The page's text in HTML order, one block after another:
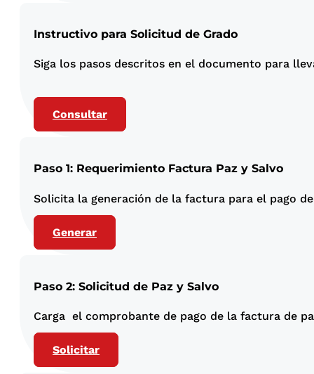
Instructivo para Solicitud de Grado
Siga los pasos descritos en el documento para
Consultar
Paso 1: Requerimiento Factura Paz y Salvo
Solicita la generación de la factura para el pago
Generar
Paso 2: Solicitud de Paz y Salvo
Carga el comprobante de pago de la factura de
Solicitar